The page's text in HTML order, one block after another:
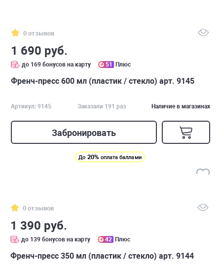
0 отзывов
1 690 руб.
до 169 бонусов на карту 51 Плюс
Френч-пресс 600 мл (пластик / стекло) арт. 9145
Артикул: 9145 Заказали 191 раз Наличие в магазинах
Забронировать
До 20% оплата баллами
0 отзывов
1 390 руб.
до 139 бонусов на карту 42 Плюс
Френч-пресс 350 мл (пластик / стекло) арт. 9144